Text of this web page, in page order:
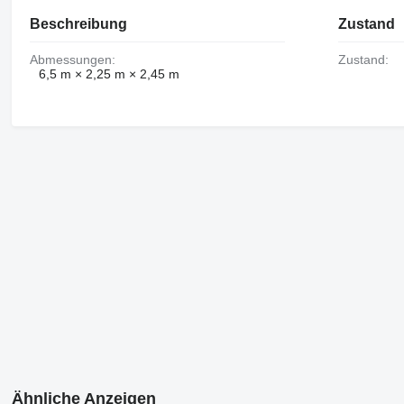
Beschreibung
Abmessungen:
6,5 m × 2,25 m × 2,45 m
Zustand
Zustand:
Ähnliche Anzeigen